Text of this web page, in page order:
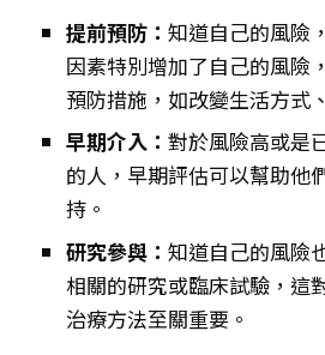
提前預防： 知道自己的風險
因素特別增加了自己的風險
預防措施，如改變生活方式
早期介入： 對於風險高或是
的人，早期評估可以幫助他
持。
研究參與： 知道自己的風險
相關的研究或臨床試驗，這
治療方法至關重要。